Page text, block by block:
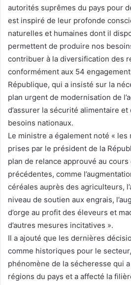
autorités suprêmes du pays pour
est inspiré de leur profonde
naturelles et humaines dont il
permettent de produire nos
contribuer à la diversification des
conformément aux 54
République, qui a insisté sur la
plan urgent de modernisation de
d’assurer la sécurité alimentaire
besoins nationaux.
Le ministre a également noté «
prises par le président de la
plan de relance approuvé au
précédentes, comme
céréales auprès des agriculteurs,
niveau de soutien aux engrais,
d’orge au profit des éleveurs et
d’autres mesures incitatives ».
Il a ajouté que les dernières
comme historiques pour le
phénomène de la sécheresse qui
régions du pays et a affecté la